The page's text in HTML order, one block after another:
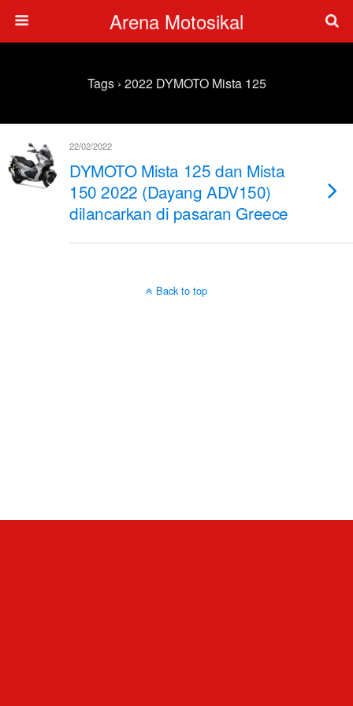
Arena Motosikal
Tags › 2022 DYMOTO Mista 125
22/02/2022
DYMOTO Mista 125 dan Mista
150 2022 (Dayang ADV150)
dilancarkan di pasaran Greece
Back to top